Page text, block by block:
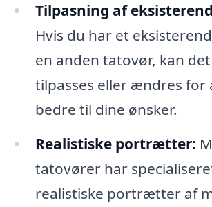
Tilpasning af
Hvis du har et
en anden tatovør, kan
tilpasses eller ændres for
bedre til dine ønsker.
Realistiske portrætter:
tatovører har
realistiske portrætter af